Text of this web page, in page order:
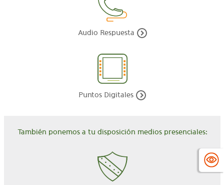
Audio Respuesta
Puntos Digitales
También ponemos a tu disposición medios presenciales: